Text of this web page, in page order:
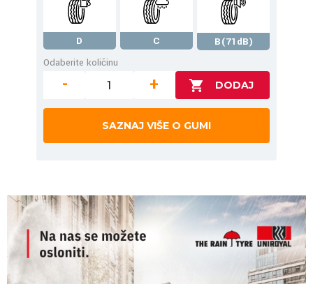
D C
B(71dB)
Odaberite količinu
- +
SAZNAJ VIŠE O GUMI